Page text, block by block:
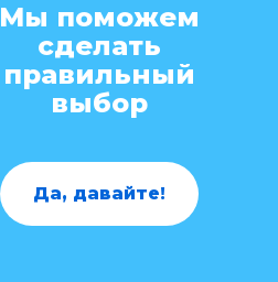
Мы поможем
сделать
правильный
выбор
Да, давайте!